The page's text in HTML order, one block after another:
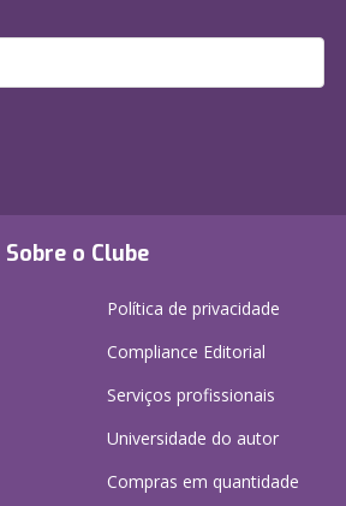
Sobre o Clube
Política de privacidade
Compliance Editorial
Serviços profissionais
Universidade do autor
Compras em quantidade